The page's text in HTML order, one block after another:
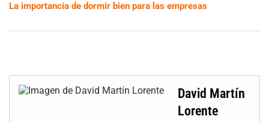
La importancia de dormir bien para las empresas
David Martín
Lorente